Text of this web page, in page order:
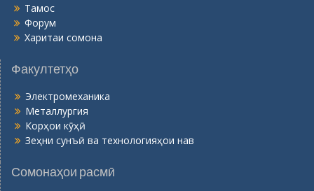
Тамос
Форум
Харитаи сомона
Факултетҳо
Электромеханика
Металлургия
Корҳои кӯҳӣ
Зеҳни сунъӣ ва технологияҳои нав
Сомонаҳои расмӣ